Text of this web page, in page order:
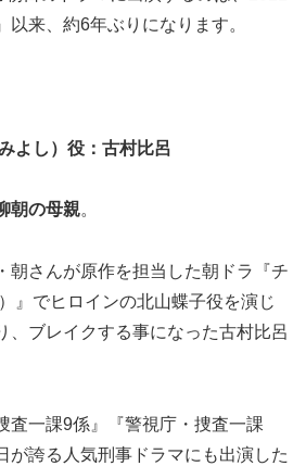
以来、約6年ぶりになります。
よし）役：古村比呂
朝の母親。
朝さんが原作を担当した朝ドラ『チ
』でヒロインの北山蝶子役を演じ
、ブレイクする事になった古村比呂
査一課9係』『警視庁・捜査一課
が誇る人気刑事ドラマにも出演した